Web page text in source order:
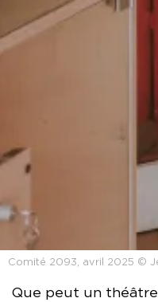
Comité 2093, avril 2025 ©
Que peut un